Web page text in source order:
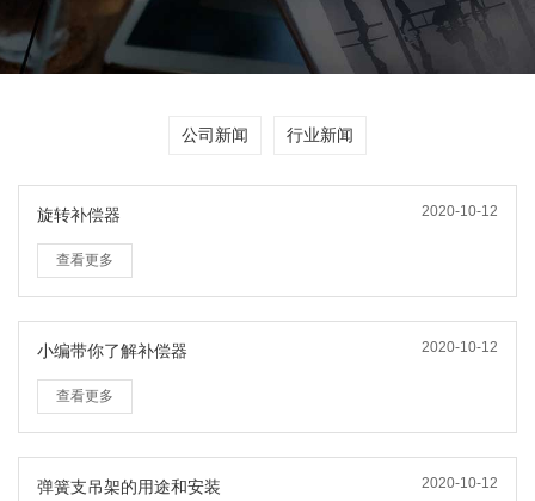
公司新闻 行业新闻
2020-10-12
旋转补偿器
查看更多
2020-10-12
小编带你了解补偿器
查看更多
2020-10-12
弹簧支吊架的用途和安装